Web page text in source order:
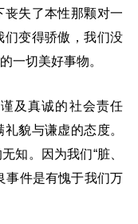
失了本性那颗对一
们变得骄傲，我们没
一切美好事物。
及真诚的社会责任
貌与谦虚的态度。
知。因为我们“脏、
事件是有愧于我们万